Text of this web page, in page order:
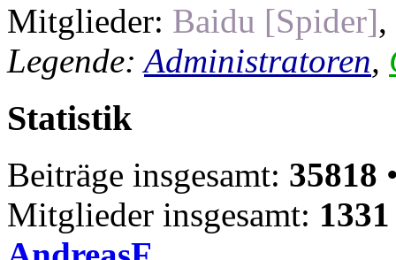
Mitglieder: Baidu [Spider],
Legende:Administratoren,
Statistik
Beiträge insgesamt: 35818
Mitglieder insgesamt: 1331